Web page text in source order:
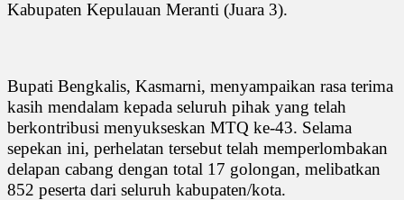
Kabupaten Kepulauan Meranti (Juara 3).
Bupati Bengkalis, Kasmarni, menyampaikan rasa terima
kasih mendalam kepada seluruh pihak yang telah
berkontribusi menyukseskan MTQ ke-43. Selama
sepekan ini, perhelatan tersebut telah memperlombakan
delapan cabang dengan total 17 golongan, melibatkan
852 peserta dari seluruh kabupaten/kota.